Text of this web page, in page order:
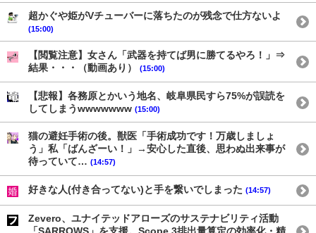
超かぐや姫がVチューバーに落ちたのが残念で仕方ないよ
(15:00)
【閲覧注意】女さん「武器を持てば男に勝てるやろ！」⇒
結果・・・（動画あり）
(15:00)
【悲報】各務原とかいう地名、岐阜県民すら75%が誤読を
してしまうwwwwwww (15:00)
猫の避妊手術の後。獣医「手術成功です！万歳しましょ
う」私「ばんざーい！」→安心した直後、思わぬ出来事が
待っていて… (14:57)
好きな人(付き合ってない)と手を繋いでしまった (14:57)
Zevero、ユナイテッドアローズのサステナビリティ活動